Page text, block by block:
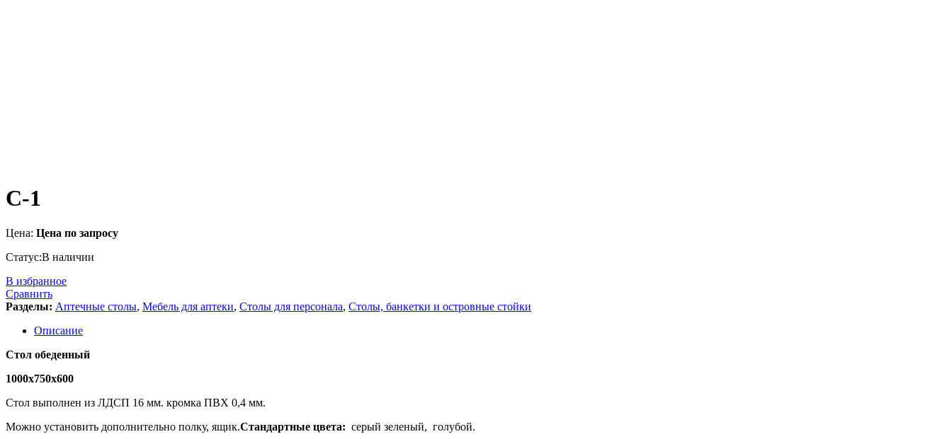
С-1
Цена: Цена по запросу
Статус:В наличии
В избранное
Сравнить
Разделы: Аптечные столы, Мебель для аптеки, Столы для персонала, Столы, банкетки и островные стойки
Описание
Стол обеденный
1000х750х600
Стол выполнен из ЛДСП 16 мм. кромка ПВХ 0,4 мм.
Можно установить дополнительно полку, ящик.Стандартные цвета: серый зеленый, голубой.